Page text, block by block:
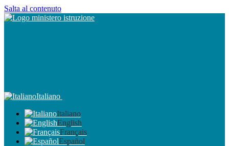
Salta al contenuto
Italiano
Italiano
English
Français
Español